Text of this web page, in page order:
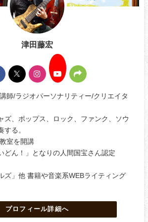
津田藤宏
師/ラジオパーソナリティー/クリエイタ
ズ、ポップス、ロック、ファンク、ソウ
する。
室を開講
どん！」となりの人間国宝さん認定
ズ」他 書籍や音楽系WEBライティング
プロフィール詳細へ